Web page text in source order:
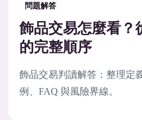
問題解答
飾品交易怎麼看？
的完整順序
飾品交易判讀解答：整理定
例、FAQ 與風險界線。